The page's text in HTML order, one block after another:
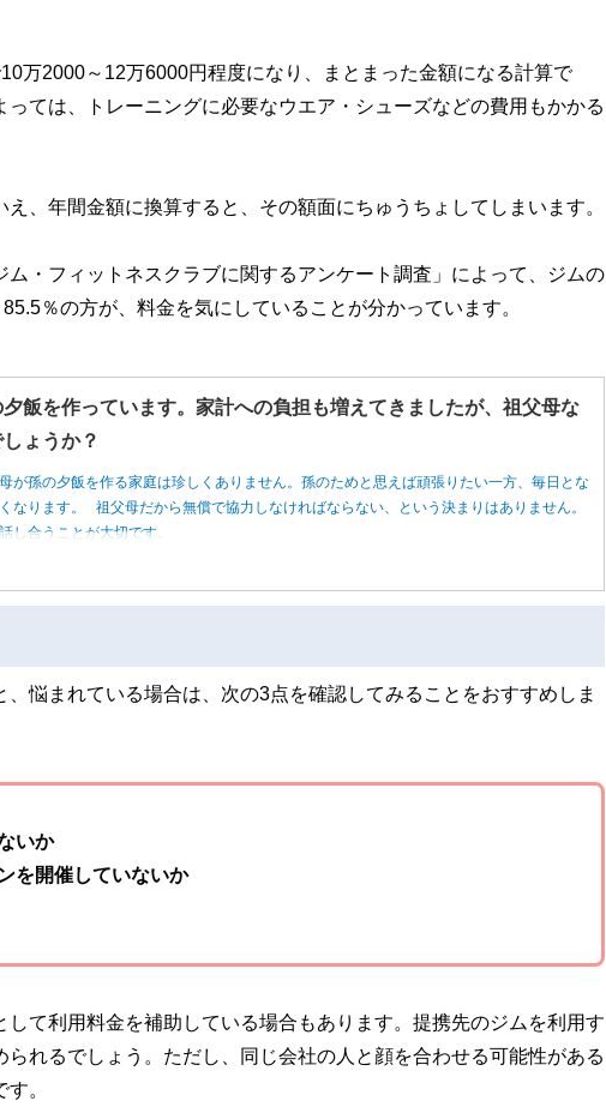
万2000～12万6000円程度になり、まとまった金額になる計算で
ては、トレーニングに必要なウエア・シューズなどの費用もかかる
、年間金額に換算すると、その額面にちゅうちょしてしまいます。
・フィットネスクラブに関するアンケート調査」によって、ジムの
％の方が、料金を気にしていることが分かっています。
飯を作っています。家計への負担も増えてきましたが、祖父母な
ょうか？
が孫の夕飯を作る家庭は珍しくありません。孫のためと思えば頑張りたい一方、毎日とな
なります。 祖父母だから無償で協力しなければならない、という決まりはありません。
し合うことが大切です。
悩まれている場合は、次の3点を確認してみることをおすすめしま
いか
を開催していないか
て利用料金を補助している場合もあります。提携先のジムを利用す
れるでしょう。ただし、同じ会社の人と顔を合わせる可能性がある
。